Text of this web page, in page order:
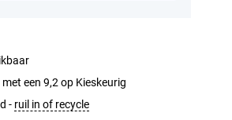
een 9,2 op Kieskeurig
- ruil in of recycle